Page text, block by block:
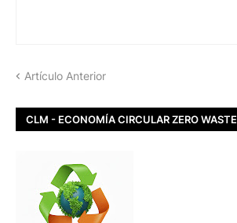
Artículo Anterior
CLM - ECONOMÍA CIRCULAR ZERO WASTE